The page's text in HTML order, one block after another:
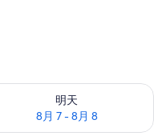
明天
8月 7 - 8月 8
明天的空房情况：8月 7 -